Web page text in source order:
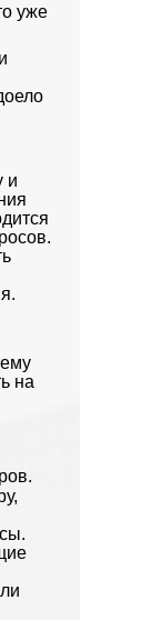
уже
и
на